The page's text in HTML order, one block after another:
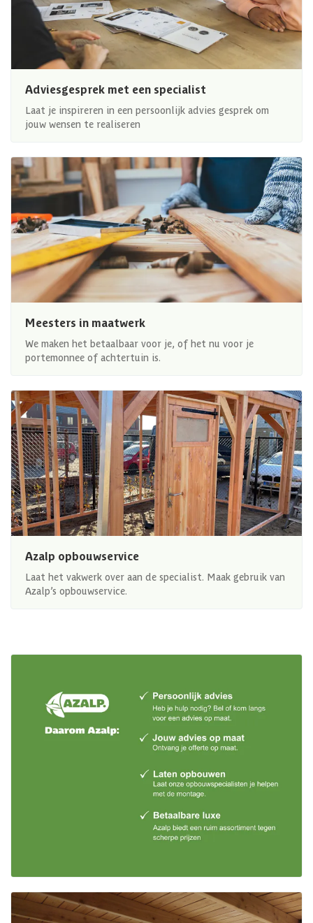
Adviesgesprek met een specialist
Laat je inspireren in een persoonlijk advies gesprek om
jouw wensen te realiseren
Meesters in maatwerk
We maken het betaalbaar voor je, of het nu voor je
portemonnee of achtertuin is.
Azalp opbouwservice
Laat het vakwerk over aan de specialist. Maak gebruik van
Azalp’s opbouwservice.